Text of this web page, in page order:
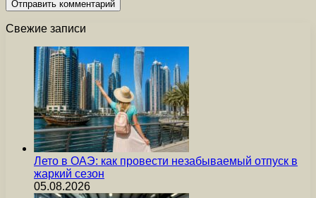
Свежие записи
Лето в ОАЭ: как провести незабываемый отпуск в
жаркий сезон
05.08.2026